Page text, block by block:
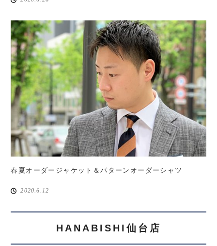
春夏オーダージャケット＆パターンオーダーシャツ
2020.6.12
HANABISHI仙台店